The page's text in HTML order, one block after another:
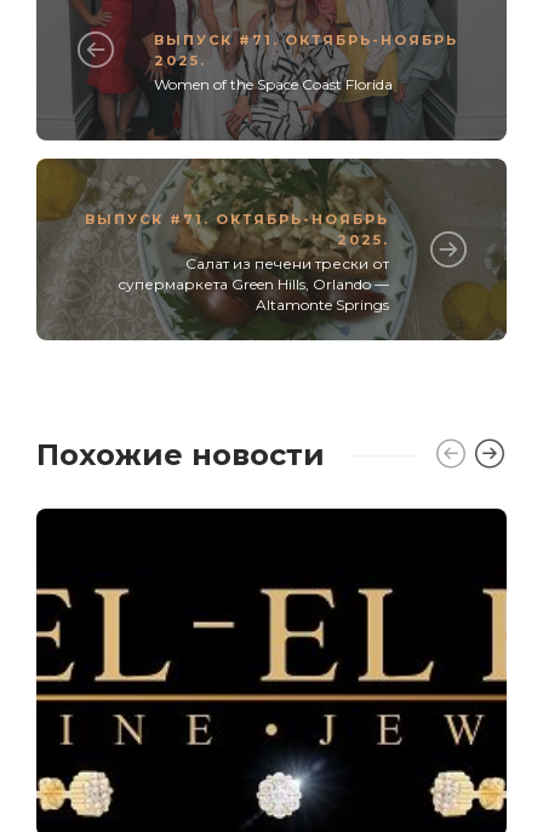
ВЫПУСК #71. ОКТЯБРЬ-НОЯБРЬ
2025.
Women of the Space Coast Florida
ВЫПУСК #71. ОКТЯБРЬ-НОЯБРЬ
2025.
Салат из печени трески от
супермаркета Green Hills, Orlando —
Altamonte Springs
Похожие новости